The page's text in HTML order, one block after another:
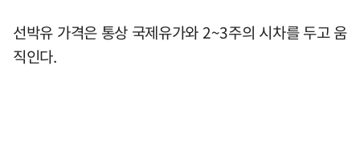
선박유 가격은 통상 국제유가와 2~3주의 시차를 두고 움
직인다.